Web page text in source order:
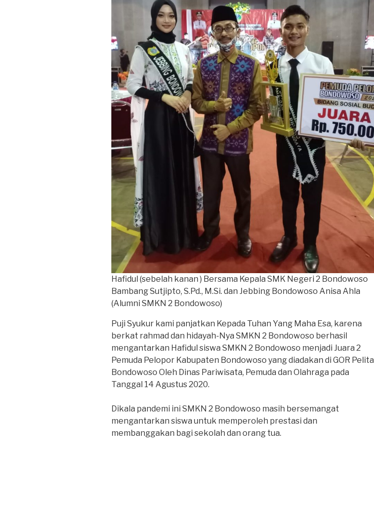
Hafidul (sebelah kanan ) Bersama Kepala SMK Negeri 2 Bondowoso
Bambang Sutjipto, S.Pd., M.Si. dan Jebbing Bondowoso Anisa Ahla
(Alumni SMKN 2 Bondowoso)
Puji Syukur kami panjatkan Kepada Tuhan Yang Maha Esa, karena
berkat rahmad dan hidayah-Nya SMKN 2 Bondowoso berhasil
mengantarkan Hafidul siswa SMKN 2 Bondowoso menjadi Juara 2
Pemuda Pelopor Kabupaten Bondowoso yang diadakan di GOR Pelita
Bondowoso Oleh Dinas Pariwisata, Pemuda dan Olahraga pada
Tanggal 14 Agustus 2020.
Dikala pandemi ini SMKN 2 Bondowoso masih bersemangat
mengantarkan siswa untuk memperoleh prestasi dan
membanggakan bagi sekolah dan orang tua.